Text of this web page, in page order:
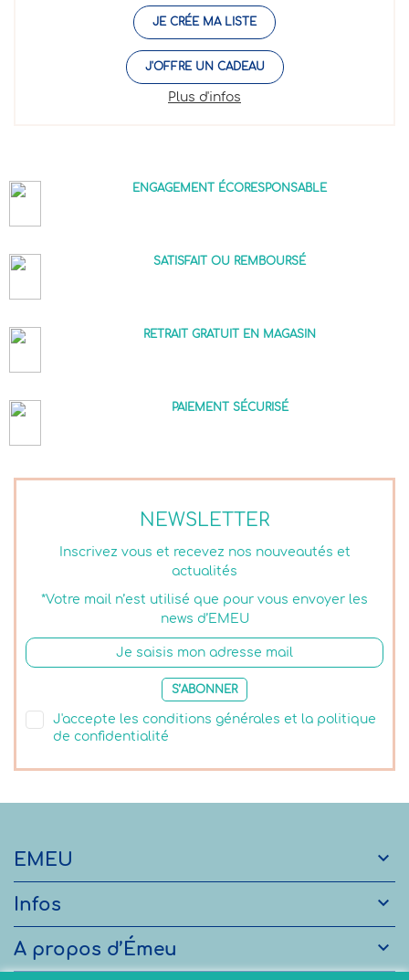
JE CRÉE MA LISTE
J'OFFRE UN CADEAU
Plus d'infos
NEWSLETTER
Inscrivez vous et recevez nos nouveautés et
actualités
*Votre mail n’est utilisé que pour vous envoyer les
news d’EMEU
S’ABONNER
J'accepte les conditions générales et la politique
de confidentialité
ENGAGEMENT ÉCORESPONSABLE
SATISFAIT OU REMBOURSÉ
RETRAIT GRATUIT EN MAGASIN
PAIEMENT SÉCURISÉ
EMEU 
Infos 
A propos d’Émeu 